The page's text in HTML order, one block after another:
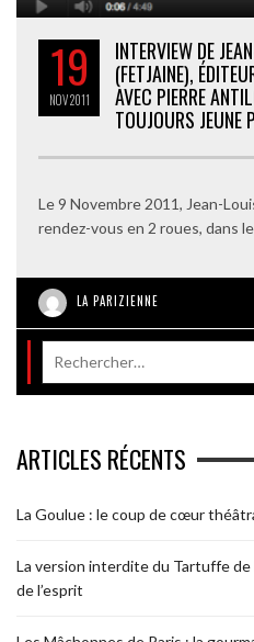
19
NOV2011
INTERVIEW DE
(FETJAINE),
AVEC PIERRE
TOUJOURS JEUNE
Le 9 Novembre 2011, Jean-
rendez-vous en 2 roues, dans
LA PARIZIENNE
ARTICLES RÉCENTS
La Goulue : le coup de cœur
La version interdite du Tartuffe de
de l’esprit